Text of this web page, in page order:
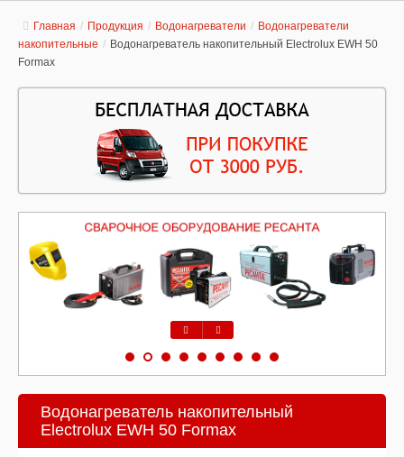
Главная / Продукция / Водонагреватели / Водонагреватели
накопительные / Водонагреватель накопительный Electrolux EWH 50
Formax
Водонагреватель накопительный
Electrolux EWH 50 Formax